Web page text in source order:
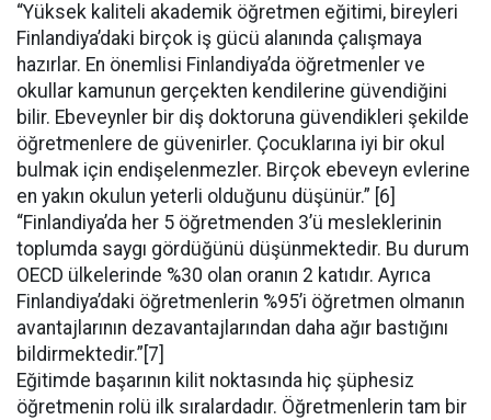
“Yüksek kaliteli akademik öğretmen eğitimi, bireyleri
Finlandiya’daki birçok iş gücü alanında çalışmaya
hazırlar. En önemlisi Finlandiya’da öğretmenler ve
okullar kamunun gerçekten kendilerine güvendiğini
bilir. Ebeveynler bir diş doktoruna güvendikleri şekilde
öğretmenlere de güvenirler. Çocuklarına iyi bir okul
bulmak için endişelenmezler. Birçok ebeveyn evlerine
en yakın okulun yeterli olduğunu düşünür.” [6]
“Finlandiya’da her 5 öğretmenden 3’ü mesleklerinin
toplumda saygı gördüğünü düşünmektedir. Bu durum
OECD ülkelerinde %30 olan oranın 2 katıdır. Ayrıca
Finlandiya’daki öğretmenlerin %95’i öğretmen olmanın
avantajlarının dezavantajlarından daha ağır bastığını
bildirmektedir.”[7]
Eğitimde başarının kilit noktasında hiç şüphesiz
öğretmenin rolü ilk sıralardadır. Öğretmenlerin tam bir